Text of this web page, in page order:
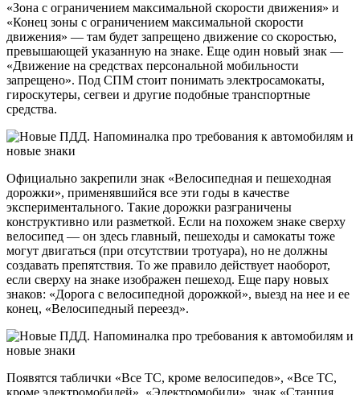
«Зона с ограничением максимальной скорости движения» и
«Конец зоны с ограничением максимальной скорости
движения» — там будет запрещено движение со скоростью,
превышающей указанную на знаке. Еще один новый знак —
«Движение на средствах персональной мобильности
запрещено». Под СПМ стоит понимать электросамокаты,
гироскутеры, сегвеи и другие подобные транспортные
средства.
Официально закрепили знак «Велосипедная и пешеходная
дорожки», применявшийся все эти годы в качестве
экспериментального. Такие дорожки разграничены
конструктивно или разметкой. Если на похожем знаке сверху
велосипед — он здесь главный, пешеходы и самокаты тоже
могут двигаться (при отсутствии тротуара), но не должны
создавать препятствия. То же правило действует наоборот,
если сверху на знаке изображен пешеход. Еще пару новых
знаков: «Дорога с велосипедной дорожкой», выезд на нее и ее
конец, «Велосипедный переезд».
Появятся таблички «Все ТС, кроме велосипедов», «Все ТС,